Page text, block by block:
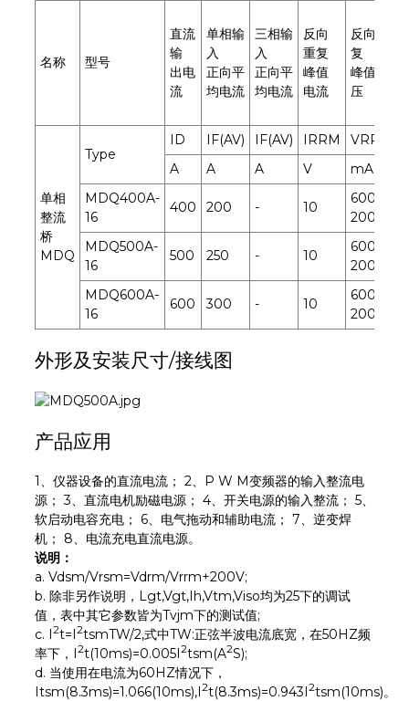
名称 型号
直流
输
出电
流
单相输
入
正向平
均电流
三相输
入
正向平
均电流
反向
重复
峰值
电流
反向重
复
峰值电
压
单相
整流
桥
MDQ
Type
ID IF(AV) IF(AV) IRRM VRRM
A
A A V mA
MDQ400A-
16
400 200 - 10
600-
2000
MDQ500A-
16
500 250 - 10
600-
2000
MDQ600A-
16
600 300 - 10
600-
2000
外形及安装尺寸/接线图
产品应用
1、仪器设备的直流电流； 2、P W M变频器的输入整流电
源； 3、直流电机励磁电源； 4、开关电源的输入整流； 5、
软启动电容充电； 6、电气拖动和辅助电流； 7、逆变焊
机； 8、电流充电直流电源。
说明：
a. Vdsm/Vrsm=Vdrm/Vrrm+200V;
b. 除非另作说明，Lgt,Vgt,Ih,Vtm,Viso均为25下的调试
值，表中其它参数皆为Tvjm下的测试值;
c. I2t=I2tsmTW/2,式中TW:正弦半波电流底宽，在50HZ频
率下，I2t(10ms)=0.005I2tsm(A2S);
d. 当使用在电流为60HZ情况下，
Itsm(8.3ms)=1.066(10ms),I2t(8.3ms)=0.943I2tsm(10ms)。